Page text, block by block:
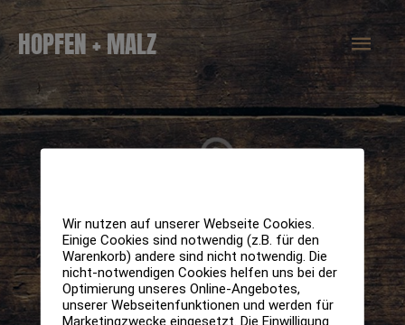
Zum
Inhalt
springen
HOPFEN + MALZ
Wir nutzen auf unserer Webseite Cookies.
Einige Cookies sind notwendig (z.B. für den
Warenkorb) andere sind nicht notwendig. Die
nicht-notwendigen Cookies helfen uns bei der
Optimierung unseres Online-Angebotes,
unserer Webseitenfunktionen und werden für
Marketingzwecke eingesetzt. Die Einwilligung